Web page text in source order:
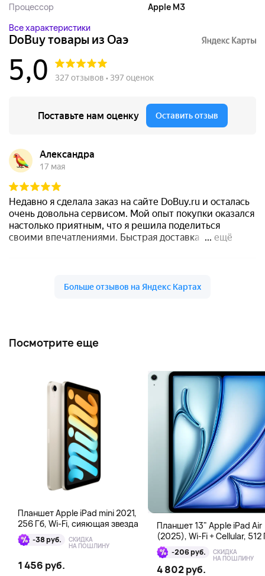
Процессор
Apple M3
Все характеристики
Посмотрите еще
Планшет Apple iPad mini 2021,
256 Гб, Wi-Fi, сияющая звезда
-38 руб. СКИДКА
НА ПОШЛИНУ
1 456 руб.
Планшет 13" Apple iPad Air
(2025), Wi-Fi + Cellular, 512
голубой
-206 руб. СКИДКА
НА ПОШЛИНУ
4 802 руб.